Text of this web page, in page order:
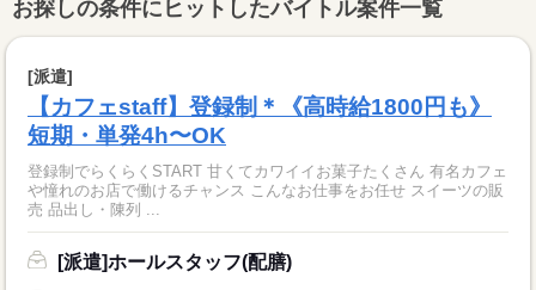
お探しの条件にヒットしたバイトル案件一覧
[派遣]
【カフェstaff】登録制＊《高時給1800円も》
短期・単発4h〜OK
登録制でらくらくSTART 甘くてカワイイお菓子たくさん 有名カフェ
や憧れのお店で働けるチャンス こんなお仕事をお任せ スイーツの販
売 品出し・陳列 ...
[派遣]ホールスタッフ(配膳)